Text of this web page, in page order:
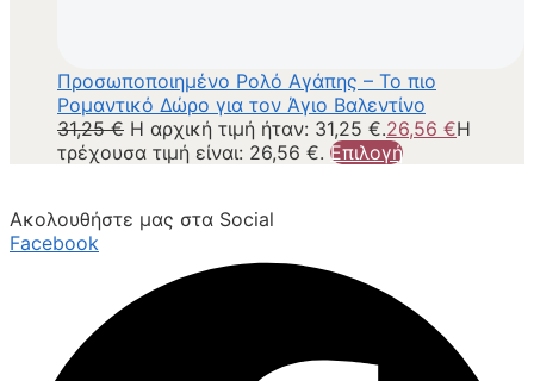
Προσωποποιημένο Ρολό Αγάπης – Το πιο
Ρομαντικό Δώρο για τον Άγιο Βαλεντίνο
31,25€ Η αρχική τιμή ήταν: 31,25 €.26,56 €Η
τρέχουσα τιμή είναι: 26,56 €. Επιλογή
Ακολουθήστε μας στα Social
Facebook